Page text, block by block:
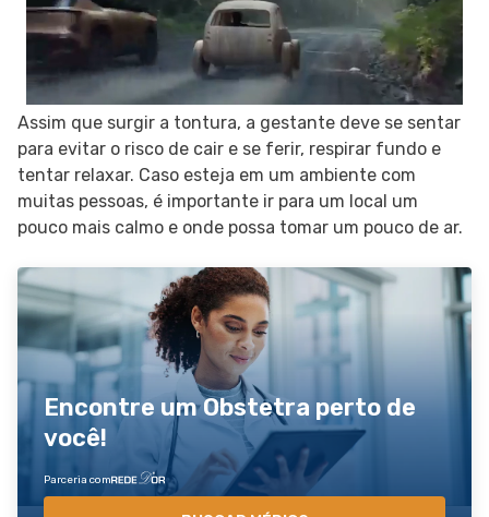
Assim que surgir a tontura, a gestante deve se sentar
para evitar o risco de cair e se ferir, respirar fundo e
tentar relaxar. Caso esteja em um ambiente com
muitas pessoas, é importante ir para um local um
pouco mais calmo e onde possa tomar um pouco de ar.
Encontre um Obstetra perto de
você!
Parceria com